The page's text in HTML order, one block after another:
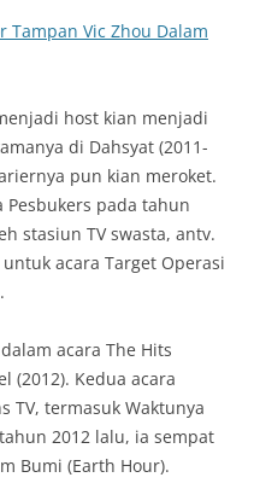
Tampan Vic Zhou Dalam
host kian menjadi
di Dahsyat (2011-
pun kian meroket.
Pesbukers pada tahun
stasiun TV swasta, antv.
acara Target Operasi
acara The Hits
(2012). Kedua acara
TV, termasuk Waktunya
2012 lalu, ia sempat
Bumi (Earth Hour).